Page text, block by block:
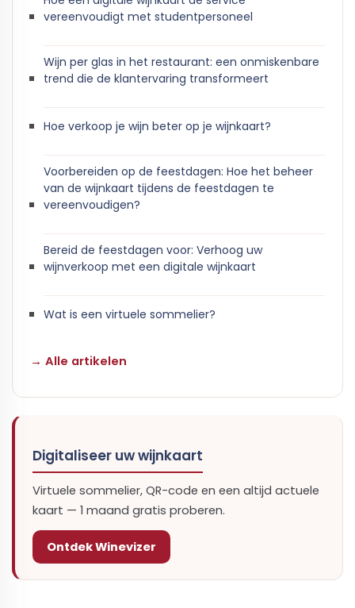
vereenvoudigt met studentpersoneel
Wijn per glas in het restaurant: een onmiskenbare
trend die de klantervaring transformeert
Hoe verkoop je wijn beter op je wijnkaart?
Voorbereiden op de feestdagen: Hoe het beheer
van de wijnkaart tijdens de feestdagen te
vereenvoudigen?
Bereid de feestdagen voor: Verhoog uw
wijnverkoop met een digitale wijnkaart
Wat is een virtuele sommelier?
→ Alle artikelen
Digitaliseer uw wijnkaart
Virtuele sommelier, QR-code en een altijd actuele
kaart — 1 maand gratis proberen.
Ontdek Winevizer